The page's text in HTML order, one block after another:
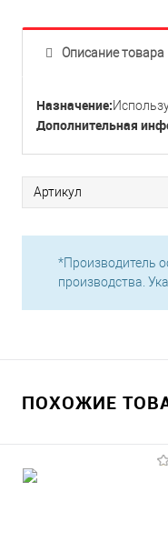
Описание товара
Назначение:
Дополнительная
Артикул
*Производитель
производства.
ПОХОЖИЕ